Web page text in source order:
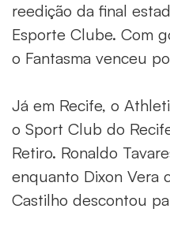
reedição da final
Esporte Clube. Com
o Fantasma venceu
Já em Recife, o
o Sport Club do
Retiro. Ronaldo
enquanto Dixon Vera
Castilho descontou